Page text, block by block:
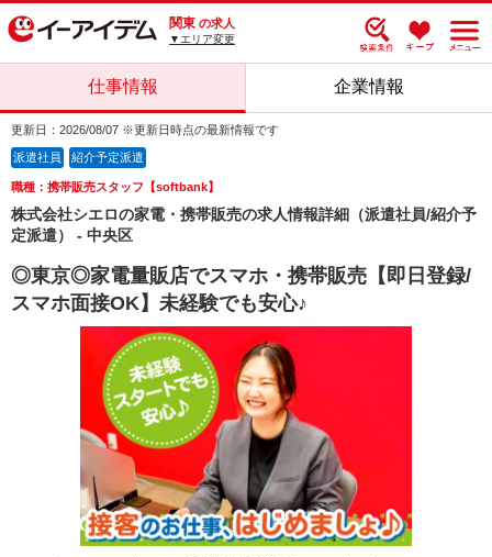
関東 の求人
▼エリア変更
仕事情報 企業情報
更新日：2026/08/07 ※更新日時点の最新情報です
派遣社員 紹介予定派遣
職種：携帯販売スタッフ【softbank】
株式会社シエロの家電・携帯販売の求人情報詳細（派遣社員/紹介予
定派遣） - 中央区
◎東京◎家電量販店でスマホ・携帯販売【即日登録/
スマホ面接OK】未経験でも安心♪